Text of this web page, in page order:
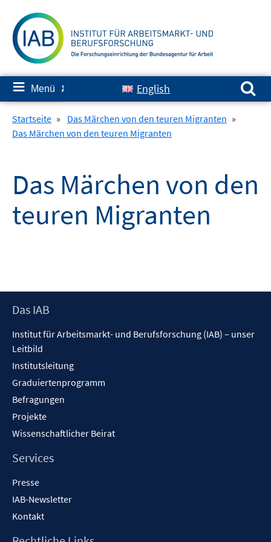
zum
Inhalt
≡ Menü ✘ English
Suchen nach:
Startseite » Das Märchen von den teuren Migranten »
Das Märchen von den teuren Migranten
Das Märchen von den
teuren Migranten
Footer
Das IAB
Institut für Arbeitsmarkt- und Berufsforschung (IAB) – unser
Leitbild
Institutsleitung
Graduiertenprogramm
Befragungen
Projekte
Wissenschaftlicher Beirat
Services
Presse
IAB-Newsletter
Kontakt